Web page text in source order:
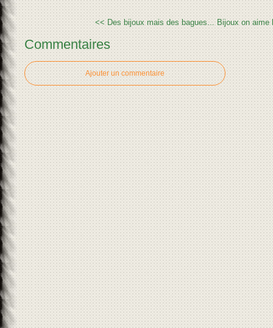
<< Des bijoux mais des bagues... Bijoux on aime
Commentaires
Ajouter un commentaire